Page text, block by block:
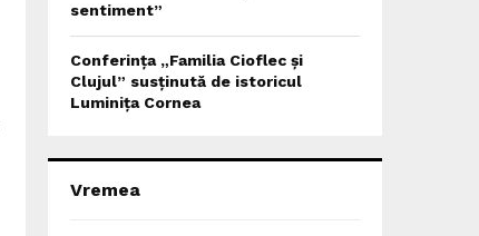
sentiment”
Conferința „Familia Cioflec și
Clujul” susținută de istoricul
Luminița Cornea
Vremea